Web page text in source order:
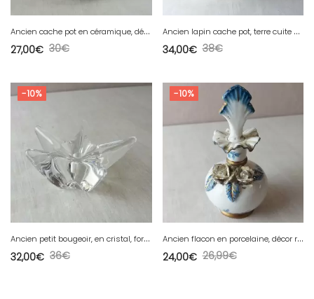
A
ncien cache pot en céramique, décor panier de fleurs, St Clément
30€
27,00€
A
ncien lapin cache pot, terre cuite vernissée, Poterie Hausswirth Soufflenheim
38€
34,00€
-10%
A
ncien petit bougeoir, en cristal, forme étoile de mer, Daum
36€
32,00€
-10%
A
ncien flacon en porcelaine, décor roses dorées en relief
26,99€
24,00€